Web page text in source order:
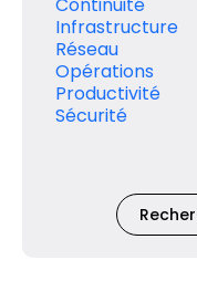
Infrastructure
Réseau
Opérations
Productivité
Sécurité